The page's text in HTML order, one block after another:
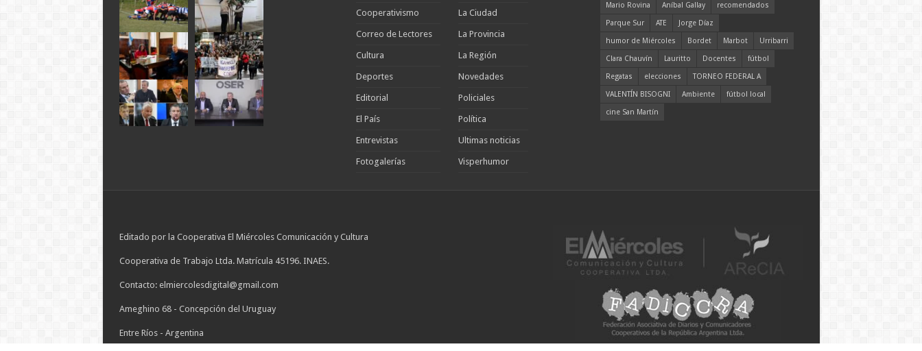
Cooperativismo
Correo de Lectores
Cultura
Deportes
Editorial
El País
Entrevistas
Fotogalerías
La Ciudad
La Provincia
La Región
Novedades
Policiales
Política
Ultimas noticias
Visperhumor
Mario Rovina
Aníbal Gallay
recomendados
Parque Sur
ATE
Jorge Díaz
humor de Miércoles
Bordet Marbot
Urribarri
Clara Chauvín
Lauritto Docentes
fútbol
Regatas
elecciones
TORNEO FEDERAL A
VALENTÍN BISOGNI
Ambiente
fútbol local
cine San Martín
Editado por la Cooperativa El Miércoles Comunicación y Cultura
Cooperativa de Trabajo Ltda. Matrícula 45196. INAES.
Contacto: elmiercolesdigital@gmail.com
Ameghino 68 - Concepción del Uruguay
Entre Ríos - Argentina